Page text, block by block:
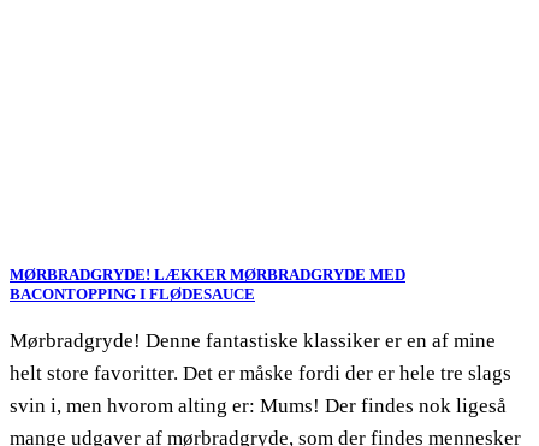
MØRBRADGRYDE! LÆKKER MØRBRADGRYDE MED
BACONTOPPING I FLØDESAUCE
Mørbradgryde! Denne fantastiske klassiker er en af mine
helt store favoritter. Det er måske fordi der er hele tre slags
svin i, men hvorom alting er: Mums! Der findes nok ligeså
mange udgaver af mørbradgryde, som der findes mennesker